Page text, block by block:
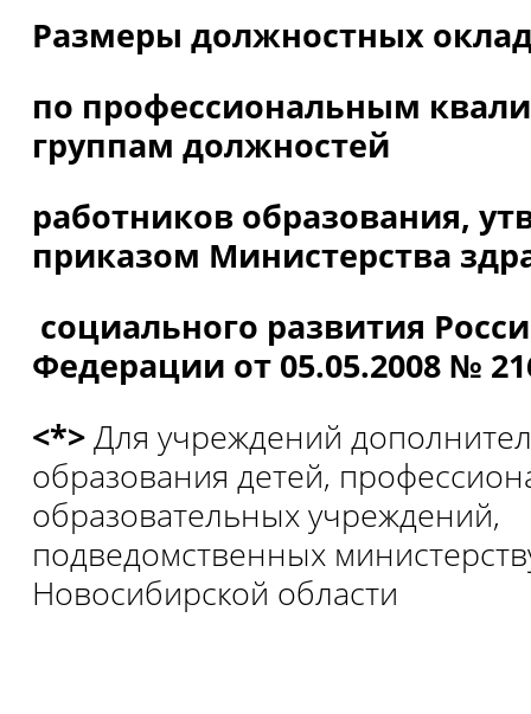
Размеры должностных
по профессиональным
группам должностей
работников образования,
приказом Министерства
социального развития
Федерации от 05.05.2008 №
<*>Для учреждений
образования детей,
образовательных учреждений,
подведомственных
Новосибирской области